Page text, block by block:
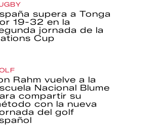
supera a Tonga
19-32 en la
jornada de la
Cup
Rahm vuelve a la
Nacional Blume
compartir su
con la nueva
del golf